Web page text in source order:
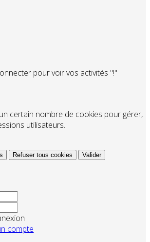
pour voir vos activités "!"
certain nombre de cookies pour gérer,
utilisateurs.
Refuser tous cookies Valider
compte